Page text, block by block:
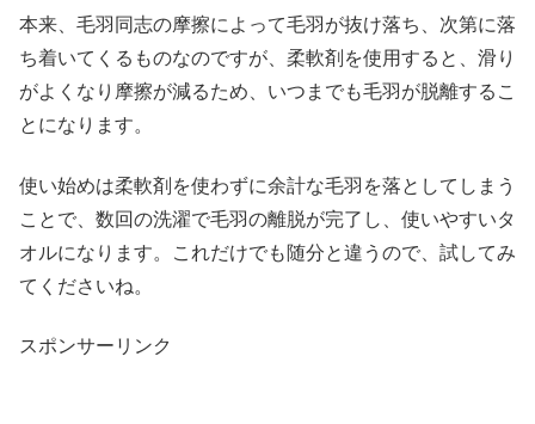
本来、毛羽同志の摩擦によって毛羽が抜け落ち、次第に落
ち着いてくるものなのですが、柔軟剤を使用すると、滑り
がよくなり摩擦が減るため、いつまでも毛羽が脱離するこ
とになります。
使い始めは柔軟剤を使わずに余計な毛羽を落としてしまう
ことで、数回の洗濯で毛羽の離脱が完了し、使いやすいタ
オルになります。これだけでも随分と違うので、試してみ
てくださいね。
スポンサーリンク